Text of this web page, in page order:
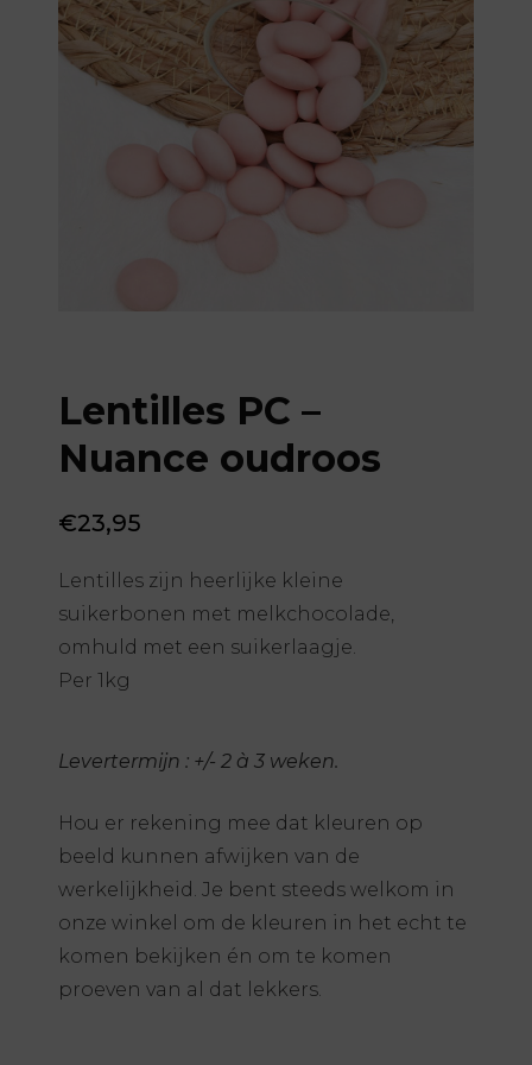
Lentilles PC –
Nuance oudroos
€23,95
Lentilles zijn heerlijke kleine
suikerbonen met melkchocolade,
omhuld met een suikerlaagje.
Per 1kg
Levertermijn : +/- 2 à 3 weken.
Hou er rekening mee dat kleuren op
beeld kunnen afwijken van de
werkelijkheid. Je bent steeds welkom in
onze winkel om de kleuren in het echt te
komen bekijken én om te komen
proeven van al dat lekkers.